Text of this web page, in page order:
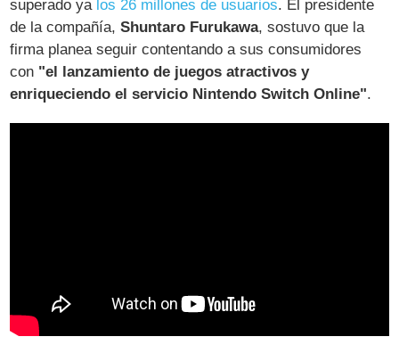
superado ya los 26 millones de usuarios. El presidente
de la compañía,Shuntaro Furukawa, sostuvo que la
firma planea seguir contentando a sus consumidores
con "el lanzamiento de juegos atractivos y
enriqueciendo el servicio Nintendo Switch Online".